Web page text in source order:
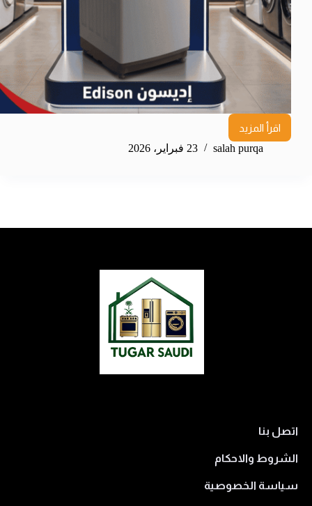
اقرأ المزيد
salah purqa
23 فبراير، 2026
اتصل بنا
الشروط والاحكام
سياسة الخصوصية